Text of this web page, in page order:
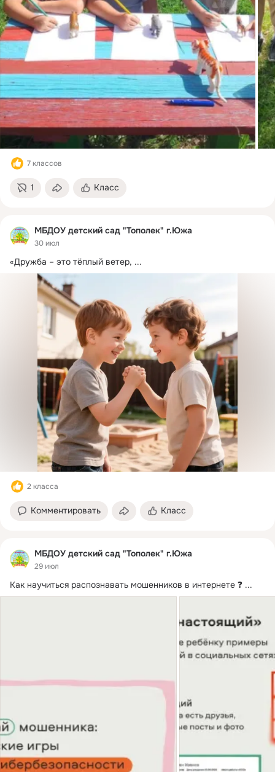
7 классов
1 Класс
МБДОУ детский сад "Тополек" г.Южа
30 июл
«Дружба – это тёплый ветер, ...
2 класса
Комментировать Класс
МБДОУ детский сад "Тополек" г.Южа
29 июл
Как научиться распознавать мошенников в интернете ❓ ...